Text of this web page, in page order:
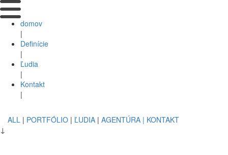
domov
|
Definície
|
Ľudia
|
Kontakt
|
ALL | PORTFÓLIO | ĽUDIA | AGENTÚRA | KONTAKT
↓